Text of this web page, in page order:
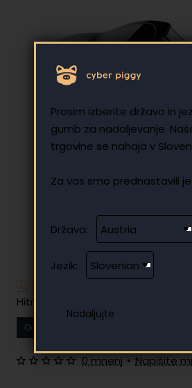
Prosim izberite državo in
gumb za nadaljevanje.
trgovine se nahaja v
Za vas smo prednastavili
Država:
Jezik:
Hitro in enostavno obročno plačilo
Od
0 mnenj • Napišite